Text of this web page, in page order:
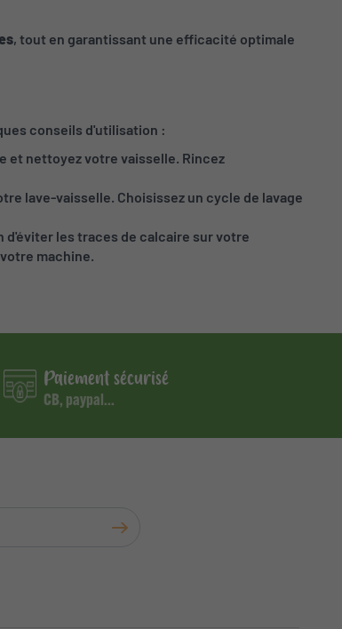
, tout en garantissant une efficacité optimale
conseils d'utilisation :
et nettoyez votre vaisselle. Rincez
lave-vaisselle. Choisissez un cycle de lavage
d'éviter les traces de calcaire sur votre
machine.
Paiement sécurisé
CB, paypal...